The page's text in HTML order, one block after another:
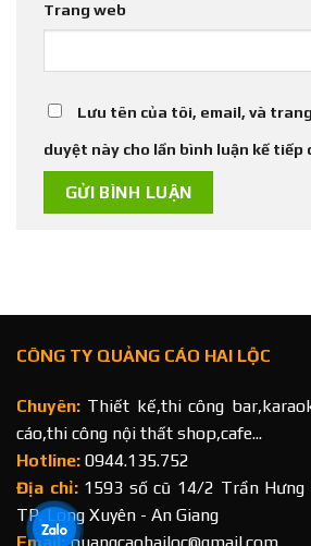
Trang web
Lưu tên của tôi, email, và
duyệt này cho lần bình luận kế tiếp
CÔNG TY QUẢNG CÁO HAI LỘC
Chuyên: Thiết kế,thi công
cáo,thi công nội thất shop,cafe...
Hotline: 0944.135.752
Địa chỉ: 1593 số cũ 14/2 Trần
TP. Long Xuyên - An Giang
Email: quangcaohailoc@gmail.com